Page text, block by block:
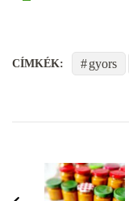
CÍMKÉK: gyors